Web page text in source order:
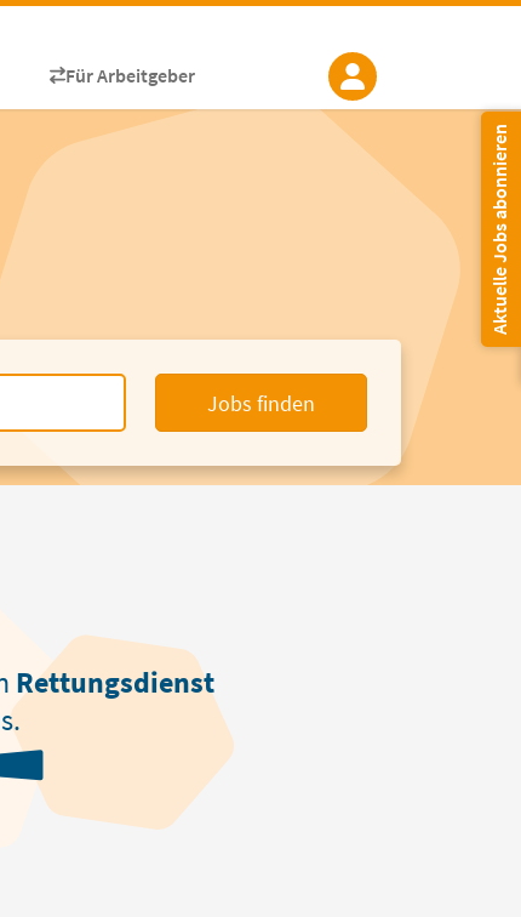
Für Arbeitgeber
Aktuelle Jobs abonnieren
Jobs finden
Rettungsdienst